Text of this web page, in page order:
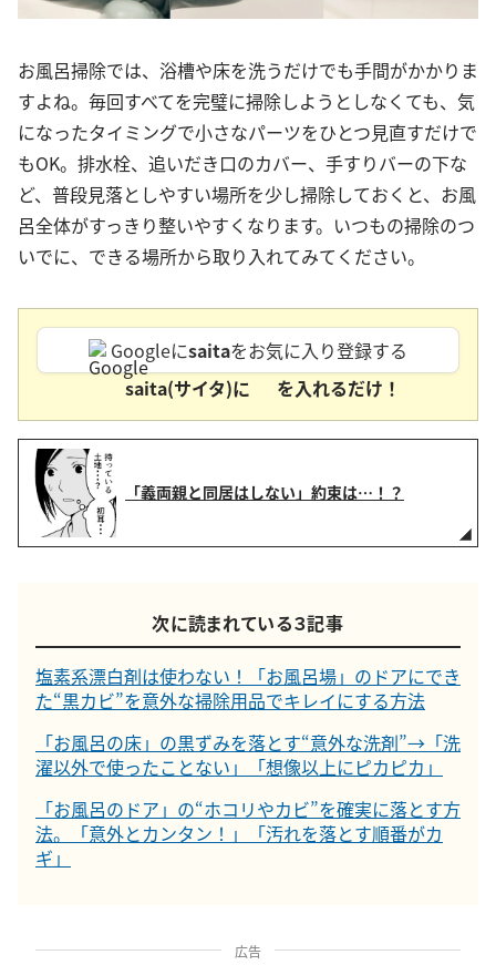
お風呂掃除では、浴槽や床を洗うだけでも手間がかかりま
すよね。毎回すべてを完璧に掃除しようとしなくても、気
になったタイミングで小さなパーツをひとつ見直すだけで
もOK。排水栓、追いだき口のカバー、手すりバーの下な
ど、普段見落としやすい場所を少し掃除しておくと、お風
呂全体がすっきり整いやすくなります。いつもの掃除のつ
いでに、できる場所から取り入れてみてください。
Googleにsaitaをお気に入り登録する
saita(サイタ)に
を入れるだけ！
「義両親と同居はしない」約束は…！？
次に読まれている３記事
塩素系漂白剤は使わない！「お風呂場」のドアにでき
た“黒カビ”を意外な掃除用品でキレイにする方法
「お風呂の床」の黒ずみを落とす“意外な洗剤”→「洗
濯以外で使ったことない」「想像以上にピカピカ」
「お風呂のドア」の“ホコリやカビ”を確実に落とす方
法。「意外とカンタン！」「汚れを落とす順番がカ
ギ」
広告